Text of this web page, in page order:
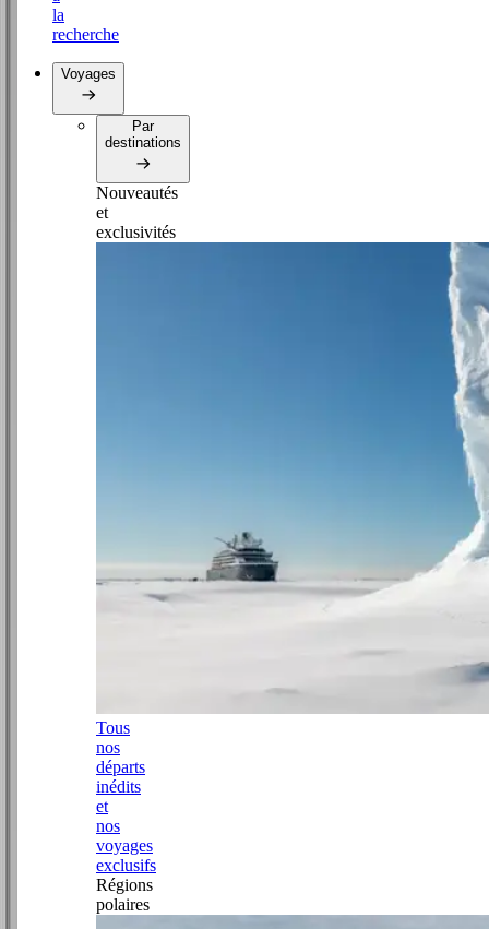
la
recherche
Voyages
Par
destinations
Nouveautés
et
exclusivités
Tous
nos
départs
inédits
et
nos
voyages
exclusifs
Régions
polaires